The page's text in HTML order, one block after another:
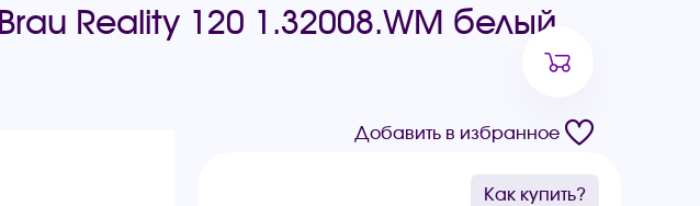
Reality 120 1.32008.WM белый
Добавить в избранное
Как купить?